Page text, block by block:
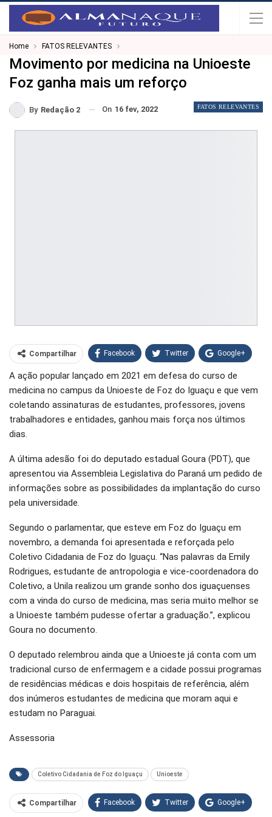
Home FATOS RELEVANTES
Movimento por medicina na Unioeste
Foz ganha mais um reforço
FATOS RELEVANTES
By Redação 2 On 16 fev, 2022
Compartilhar Facebook Twitter Google+
WhatsApp Pinterest
A ação popular lançado em 2021 em defesa do curso de
medicina no campus da Unioeste de Foz do Iguaçu e que vem
coletando assinaturas de estudantes, professores, jovens
trabalhadores e entidades, ganhou mais força nos últimos
dias.
A última adesão foi do deputado estadual Goura (PDT), que
apresentou via Assembleia Legislativa do Paraná um pedido de
informações sobre as possibilidades da implantação do curso
pela universidade.
Segundo o parlamentar, que esteve em Foz do Iguaçu em
novembro, a demanda foi apresentada e reforçada pelo
Coletivo Cidadania de Foz do Iguaçu. “Nas palavras da Emily
Rodrigues, estudante de antropologia e vice-coordenadora do
Coletivo, a Unila realizou um grande sonho dos iguaçuenses
com a vinda do curso de medicina, mas seria muito melhor se
a Unioeste também pudesse ofertar a graduação.”, explicou
Goura no documento.
O deputado relembrou ainda que a Unioeste já conta com um
tradicional curso de enfermagem e a cidade possui programas
de residências médicas e dois hospitais de referência, além
dos inúmeros estudantes de medicina que moram aqui e
estudam no Paraguai.
Assessoria
Coletivo Cidadania de Foz do Iguaçu Unioeste
Compartilhar Facebook Twitter Google+